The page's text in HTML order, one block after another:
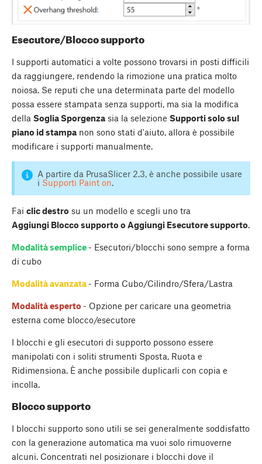
Esecutore/Blocco supporto
I supporti automatici a volte possono trovarsi in posti difficili
da raggiungere, rendendo la rimozione una pratica molto
noiosa. Se reputi che una determinata parte del modello
possa essere stampata senza supporti, ma sia la modifica
della Soglia Sporgenza sia la selezione Supporti solo sul
piano id stampa non sono stati d'aiuto, allora è possibile
modificare i supporti manualmente.
A partire da PrusaSlicer 2.3, è anche possibile usare
i Supporti Paint on.
Fai clic destro su un modello e scegli uno tra
Aggiungi Blocco supporto o Aggiungi Esecutore supporto.
Modalità semplice- Esecutori/blocchi sono sempre a forma
di cubo
Modalità avanzata- Forma Cubo/Cilindro/Sfera/Lastra
Modalità esperto - Opzione per caricare una geometria
esterna come blocco/esecutore
I blocchi e gli esecutori di supporto possono essere
manipolati con i soliti strumenti Sposta, Ruota e
Ridimensiona. È anche possibile duplicarli con copia e
incolla.
Blocco supporto
I blocchi supporto sono utili se sei generalmente soddisfatto
con la generazione automatica ma vuoi solo rimuoverne
alcuni. Concentrati nel posizionare i blocchi dove il